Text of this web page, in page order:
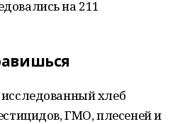
на 211
хлеб
ГМО, плесеней и